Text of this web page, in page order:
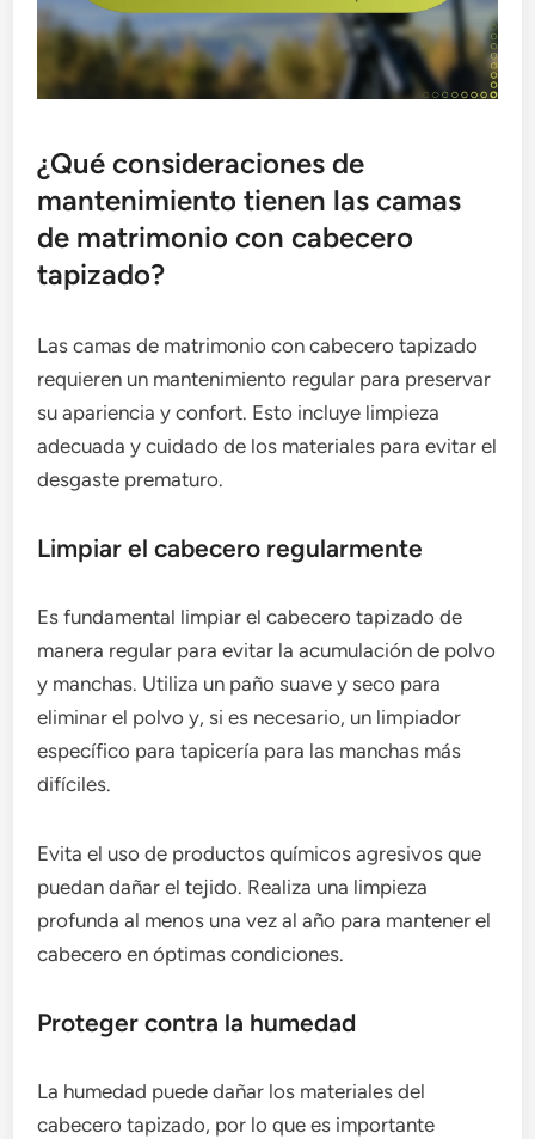
¿Qué consideraciones de
mantenimiento tienen las camas
de matrimonio con cabecero
tapizado?
Las camas de matrimonio con cabecero tapizado
requieren un mantenimiento regular para preservar
su apariencia y confort. Esto incluye limpieza
adecuada y cuidado de los materiales para evitar el
desgaste prematuro.
Limpiar el cabecero regularmente
Es fundamental limpiar el cabecero tapizado de
manera regular para evitar la acumulación de polvo
y manchas. Utiliza un paño suave y seco para
eliminar el polvo y, si es necesario, un limpiador
específico para tapicería para las manchas más
difíciles.
Evita el uso de productos químicos agresivos que
puedan dañar el tejido. Realiza una limpieza
profunda al menos una vez al año para mantener el
cabecero en óptimas condiciones.
Proteger contra la humedad
La humedad puede dañar los materiales del
cabecero tapizado, por lo que es importante